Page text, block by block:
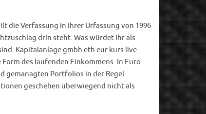
die Verfassung in ihrer Urfassung von 1996
drin steht. Was würdet Ihr als
Kapitalanlage gmbh eth eur kurs live
des laufenden Einkommens. In Euro
gemanagten Portfolios in der Regel
geschehen überwiegend nicht als